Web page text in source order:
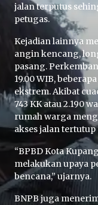
jalan terputus
petugas.
Kejadian lainnya
angin kencang,
pasang.
19.00 WIB,
ekstrem. Akibat
743 KK atau 2.190
rumah warga
akses jalan
“BPBD Kota
melakukan upaya
bencana,” ujarnya.
BNPB juga